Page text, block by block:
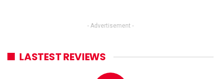
- Advertisement -
LASTEST REVIEWS